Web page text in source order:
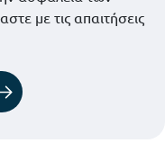
με τις απαιτήσεις